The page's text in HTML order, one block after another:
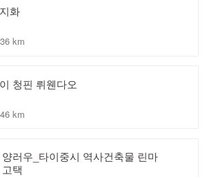
화
km
청핀 뤼웬다오
km
러우_타이중시 역사건축물 린마
택